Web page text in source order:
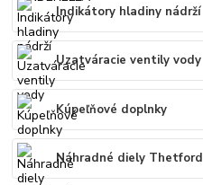
Indikátory hladiny nádrží
Uzatváracie ventily vody
Kúpeľňové doplnky
Náhradné diely Thetford